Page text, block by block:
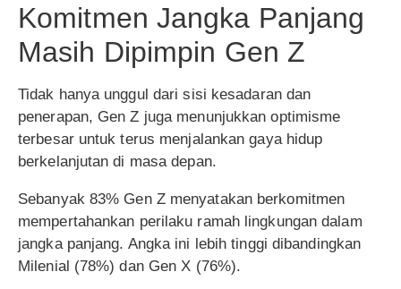
Komitmen Jangka Panjang
Masih Dipimpin Gen Z
Tidak hanya unggul dari sisi kesadaran dan
penerapan, Gen Z juga menunjukkan optimisme
terbesar untuk terus menjalankan gaya hidup
berkelanjutan di masa depan.
Sebanyak 83% Gen Z menyatakan berkomitmen
mempertahankan perilaku ramah lingkungan dalam
jangka panjang. Angka ini lebih tinggi dibandingkan
Milenial (78%) dan Gen X (76%).